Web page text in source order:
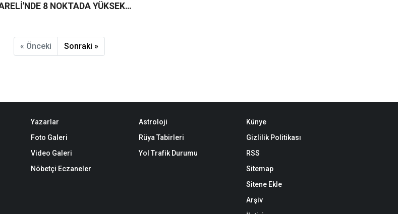
8 NOKTADA YÜKSEK
« Önceki Sonraki »
Yazarlar
Foto Galeri
Video Galeri
Nöbetçi Eczaneler
Astroloji
Rüya Tabirleri
Yol Trafik Durumu
Künye
Gizlilik Politikası
RSS
Sitemap
Sitene Ekle
Arşiv